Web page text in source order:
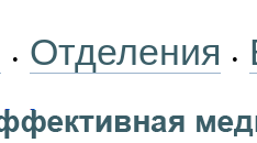
• Отделения •